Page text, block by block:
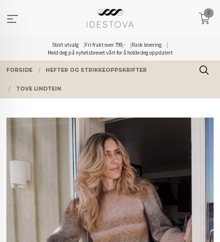
innholdet
Stort utvalg Fri frakt over 799,-
Rask levering
Meld deg på nyhetsbrevet vårt for å holde deg oppdatert
0
FORSIDE HEFTER OG STRIKKEOPPSKRIFTER
TOVE LINDTEIN